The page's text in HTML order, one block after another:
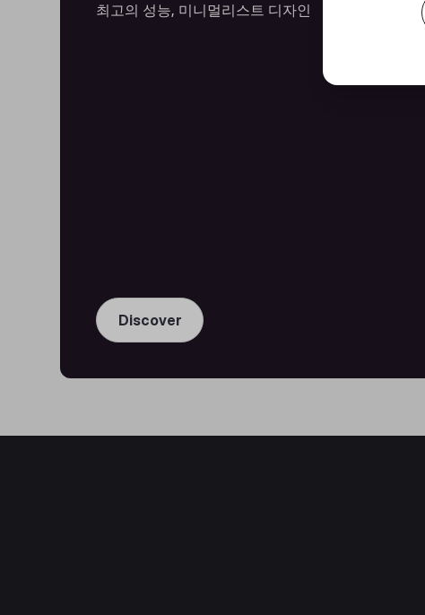
최고의 성능, 미니멀리스트 디자인
Discover